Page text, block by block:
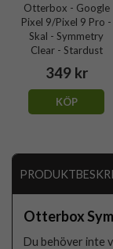
Otterbox - Google
Pixel 9/Pixel 9 Pro -
Skal - Symmetry
Clear - Stardust
349 kr
KÖP
Otterbox
Du behöver inte